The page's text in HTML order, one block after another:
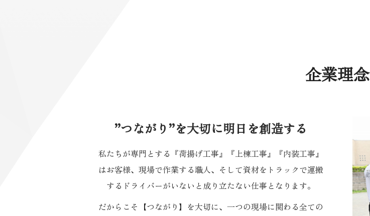
企業理念
”つながり”を大切に明日を創造する
私たちが専門とする『荷揚げ工事』『上棟工事』『内装工事』
はお客様、現場で作業する職人、そして資材をトラックで運搬
するドライバーがいないと成り立たない仕事となります。
だからこそ【つながり】を大切に、一つの現場に関わる全ての